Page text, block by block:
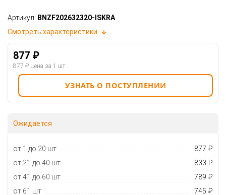
Артикул: BNZF202632320-ISKRA
Смотреть характеристики
877 ₽
877 ₽ Цена за 1 шт
УЗНАТЬ О ПОСТУПЛЕНИИ
Ожидается
от 1 до 20 шт
877 ₽
от 21 до 40 шт
833 ₽
от 41 до 60 шт
789 ₽
от 61 шт
745 ₽